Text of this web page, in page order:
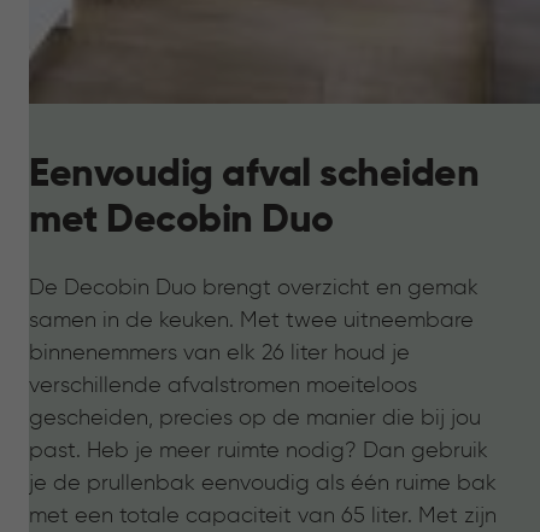
Eenvoudig afval scheiden
met Decobin Duo
De Decobin Duo brengt overzicht en gemak
samen in de keuken. Met twee uitneembare
binnenemmers van elk 26 liter houd je
verschillende afvalstromen moeiteloos
gescheiden, precies op de manier die bij jou
past. Heb je meer ruimte nodig? Dan gebruik
je de prullenbak eenvoudig als één ruime bak
met een totale capaciteit van 65 liter. Met zijn